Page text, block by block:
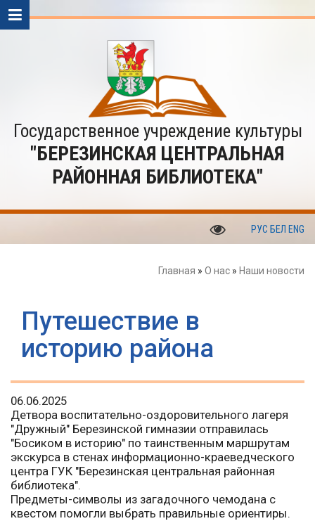
Государственное учреждение культуры
"БЕРЕЗИНСКАЯ ЦЕНТРАЛЬНАЯ
РАЙОННАЯ БИБЛИОТЕКА"
РУС БЕЛ ENG
Главная » О нас » Наши новости
Путешествие в
историю района
06.06.2025
Детвора воспитательно-оздоровительного лагеря
"Дружный" Березинской гимназии отправилась
"Босиком в историю" по таинственным маршрутам
экскурса в стенах информационно-краеведческого
центра ГУК "Березинская центральная районная
библиотека".
Предметы-символы из загадочного чемодана с
квестом помогли выбрать правильные ориентиры.